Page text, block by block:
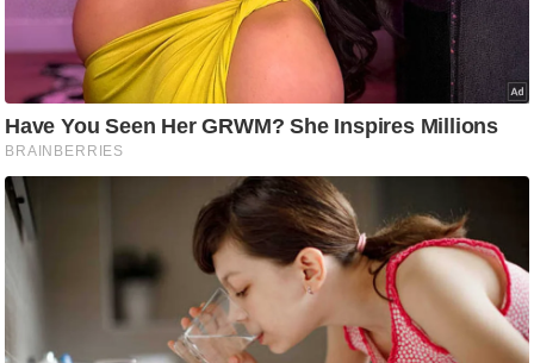
फै
श
घ
रे
लू
नु